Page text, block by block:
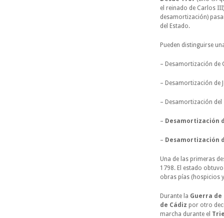
el reinado de Carlos
desamortización)
del Estado.
Pueden distinguirse
– Desamortización de
– Desamortización de
– Desamortización
– Desamortización
– Desamortización
Una de las primeras
1798. El estado
obras pías (hospicios
Durante la Guerra de
de Cádiz por otro
marcha durante el